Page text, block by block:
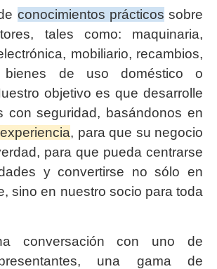
conocimientos prácticos sobre
tales como: maquinaria,
mobiliario, recambios,
de uso doméstico o
objetivo es que desarrolle
con seguridad, basándonos en
, para que su negocio
para que pueda centrarse
y convertirse no sólo en
sino en nuestro socio para toda
conversación con uno de
una gama de